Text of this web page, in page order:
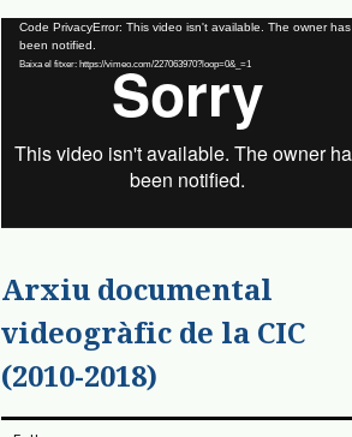
Reproductor
vídeo
Code PrivacyError: This video isn't available. The owner has
been notified.
Baixa el fitxer: https://vimeo.com/227063970?loop=0&_=1
Arxiu documental
videogràfic de la CIC
(2010-2018)